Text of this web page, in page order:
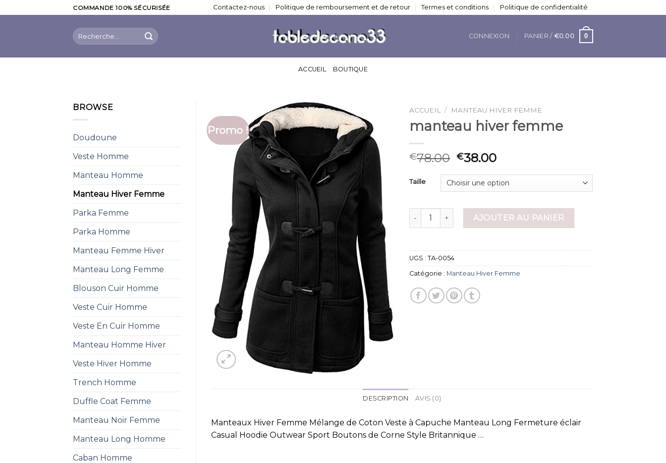
to
COMMANDE 100% SÉCURISÉE Contactez-nous Politique de remboursement et de retour Termes et conditions Politique de confidentialité
Recherche
pour :
CONNEXION PANIER / €0.00 0
ACCUEIL BOUTIQUE
BROWSE
Doudoune
Veste Homme
Manteau Homme
Manteau Hiver Femme
Parka Femme
Parka Homme
Manteau Femme Hiver
Manteau Long Femme
Blouson Cuir Homme
Veste Cuir Homme
Veste En Cuir Homme
Manteau Homme Hiver
Veste Hiver Homme
Trench Homme
Duffle Coat Femme
Manteau Noir Femme
Manteau Long Homme
Caban Homme
Promo !
ACCUEIL / MANTEAU HIVER FEMME
manteau hiver femme
€78.00 €38.00
Taille
quantité de manteau hiver femme
AJOUTER AU PANIER
UGS :TA-0054
Catégorie : Manteau Hiver Femme
DESCRIPTION AVIS (0)
Manteaux Hiver Femme Mélange de Coton Veste à Capuche Manteau Long Fermeture éclair
Casual Hoodie Outwear Sport Boutons de Corne Style Britannique …